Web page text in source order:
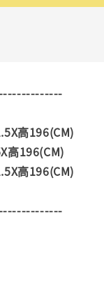
高196(CM)
高196(CM)
高196(CM)